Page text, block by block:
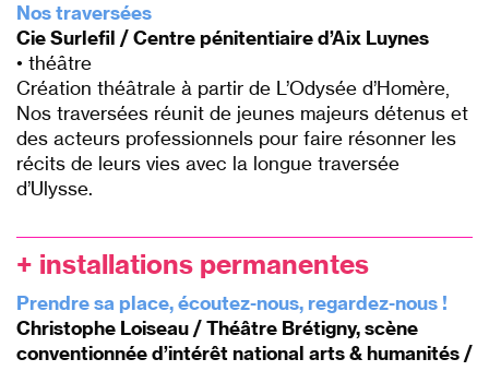
Nos traversées
Cie Surlefil / Centre pénitentiaire d’Aix Luynes
• théâtre
Création théâtrale à partir de L’Odysée d’Homère,
Nos traversées réunit de jeunes majeurs détenus et
des acteurs professionnels pour faire résonner les
récits de leurs vies avec la longue traversée
d’Ulysse.
+ installations permanentes
Prendre sa place, écoutez-nous, regardez-nous !
Christophe Loiseau /Théâtre Brétigny, scène
conventionnée d’intérêt national arts & humanités/